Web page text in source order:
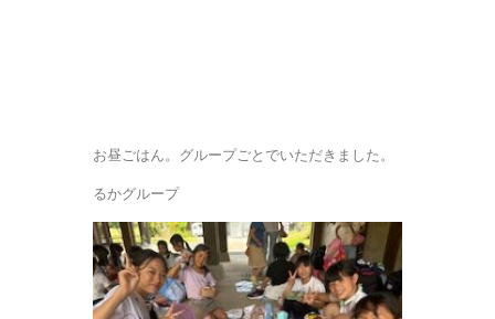
お昼ごはん。グループごとでいただきました。
るかグループ